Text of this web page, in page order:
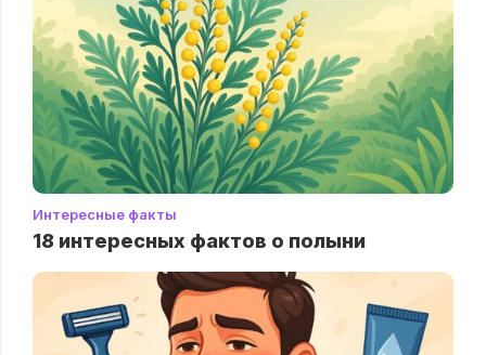
Интересные факты
18 интересных фактов о полыни